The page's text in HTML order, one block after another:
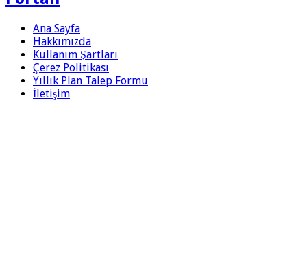
Ana Sayfa
Hakkımızda
Kullanım Şartları
Çerez Politikası
Yıllık Plan Talep Formu
İletişim